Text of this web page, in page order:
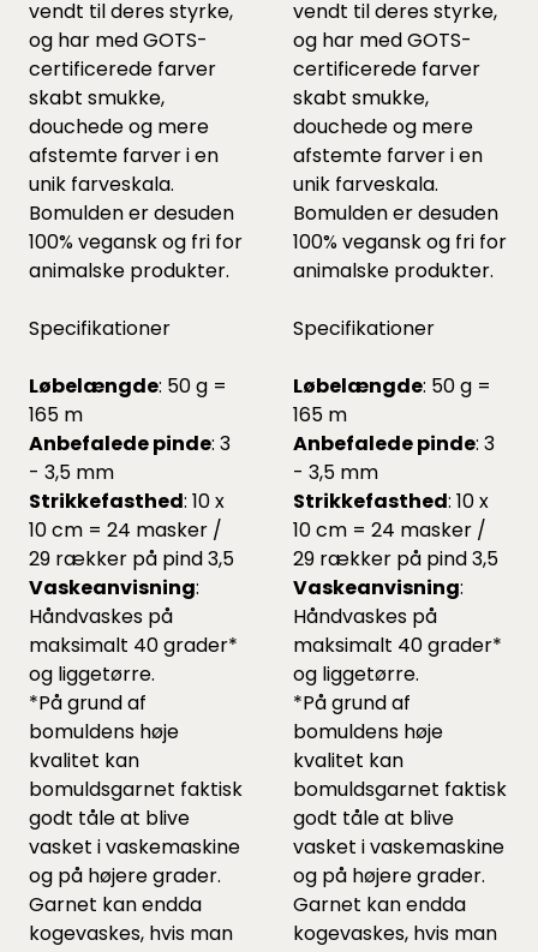
vendt til deres styrke,
og har med GOTS-
certificerede farver
skabt smukke,
douchede og mere
afstemte farver i en
unik farveskala.
Bomulden er desuden
100% vegansk og fri for
animalske produkter.
Specifikationer
Løbelængde: 50 g =
165 m
Anbefalede pinde: 3
- 3,5 mm
Strikkefasthed: 10 x
10 cm = 24 masker /
29 rækker på pind 3,5
Vaskeanvisning:
Håndvaskes på
maksimalt 40 grader*
og liggetørre.
*På grund af
bomuldens høje
kvalitet kan
bomuldsgarnet faktisk
godt tåle at blive
vasket i vaskemaskine
og på højere grader.
Garnet kan endda
kogevaskes, hvis man
vendt til deres styrke,
og har med GOTS-
certificerede farver
skabt smukke,
douchede og mere
afstemte farver i en
unik farveskala.
Bomulden er desuden
100% vegansk og fri for
animalske produkter.
Specifikationer
Løbelængde: 50 g =
165 m
Anbefalede pinde: 3
- 3,5 mm
Strikkefasthed: 10 x
10 cm = 24 masker /
29 rækker på pind 3,5
Vaskeanvisning:
Håndvaskes på
maksimalt 40 grader*
og liggetørre.
*På grund af
bomuldens høje
kvalitet kan
bomuldsgarnet faktisk
godt tåle at blive
vasket i vaskemaskine
og på højere grader.
Garnet kan endda
kogevaskes, hvis man